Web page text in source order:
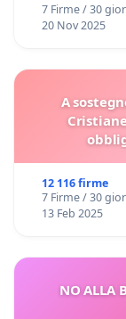
7 Firme / 30
20 Nov 2025
A
12 116 firme
7 Firme / 30
13 Feb 2025
NO ALLA